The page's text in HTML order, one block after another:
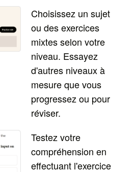
Choisissez un sujet
ou des exercices
mixtes selon votre
niveau. Essayez
d'autres niveaux à
mesure que vous
progressez ou pour
réviser.
Testez votre
compréhension en
effectuant l'exercice